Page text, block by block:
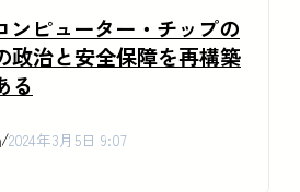
ンピューター・チップの
政治と安全保障を再構築
る
/2024年3月5日 9:07